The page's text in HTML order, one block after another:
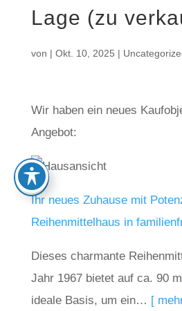
Lage (zu
von | Okt. 10, 2025 |
Wir haben ein neues
Angebot:
Ihr neues Zuhause mit
Reihenmittelhaus in
Dieses charmante
Jahr 1967 bietet auf ca. 90
ideale Basis, um ein… [